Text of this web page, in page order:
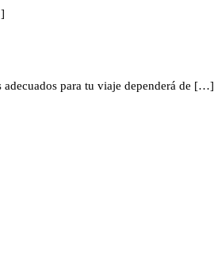
para tu viaje dependerá de […]